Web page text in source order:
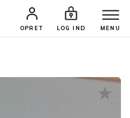
OPRET LOG IND MENU
SØG PROFIL